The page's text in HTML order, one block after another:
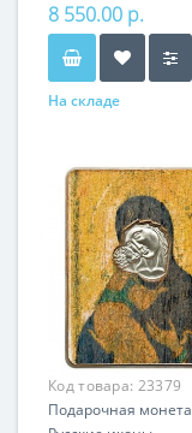
8 550.00 р.
На складе
Код товара: 23379
Подарочная монета